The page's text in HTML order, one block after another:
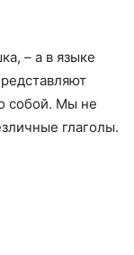
– а в языке
собой. Мы не
глаголы.